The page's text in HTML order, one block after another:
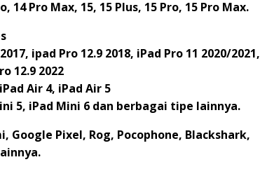
14 Pro Max, 15, 15 Plus, 15 Pro, 15 Pro Max.
ipad Pro 12.9 2018, iPad Pro 11 2020/2021,
12.9 2022
Air 4, iPad Air 5
5, iPad Mini 6 dan berbagai tipe lainnya.
Google Pixel, Rog, Pocophone, Blackshark,